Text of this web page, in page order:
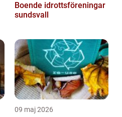
Boende idrottsföreningar
sundsvall
09 maj 2026